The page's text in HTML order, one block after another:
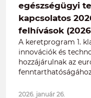
egészségügyi
kapcsolatos
felhívások
A keretprogram 1.
innovációk és
hozzájárulnak az
2026. január 26.